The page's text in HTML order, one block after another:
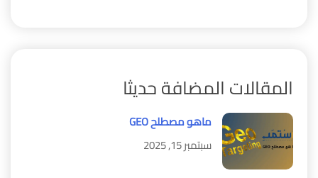
المقالات المضافة حديثا
ماهو مصطلح GEO
سبتمبر 15, 2025